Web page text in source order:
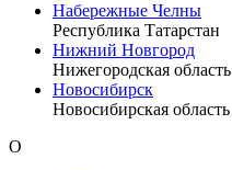
Набережные Челны
Республика Татарстан
Нижний Новгород
Нижегородская область
Новосибирск
Новосибирская область
О